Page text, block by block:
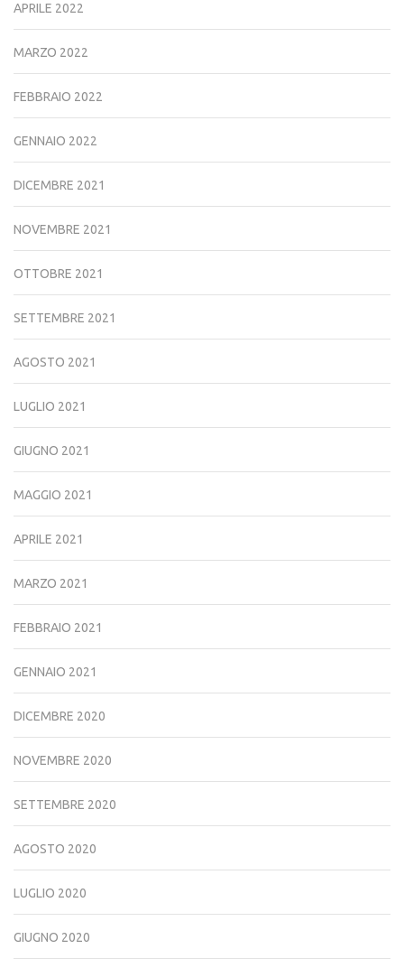
APRILE 2022
MARZO 2022
FEBBRAIO 2022
GENNAIO 2022
DICEMBRE 2021
NOVEMBRE 2021
OTTOBRE 2021
SETTEMBRE 2021
AGOSTO 2021
LUGLIO 2021
GIUGNO 2021
MAGGIO 2021
APRILE 2021
MARZO 2021
FEBBRAIO 2021
GENNAIO 2021
DICEMBRE 2020
NOVEMBRE 2020
SETTEMBRE 2020
AGOSTO 2020
LUGLIO 2020
GIUGNO 2020